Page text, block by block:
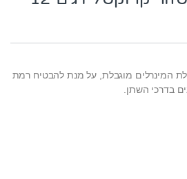
המינרלים מוגבלת, על מנת להבטיח רמת